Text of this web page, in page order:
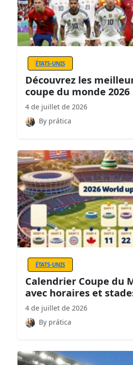
ÉTATS-UNIS
Découvrez les
coupe du monde 2026
4 de juillet de 2026
By prática
ÉTATS-UNIS
Calendrier Coupe du
avec horaires et
4 de juillet de 2026
By prática